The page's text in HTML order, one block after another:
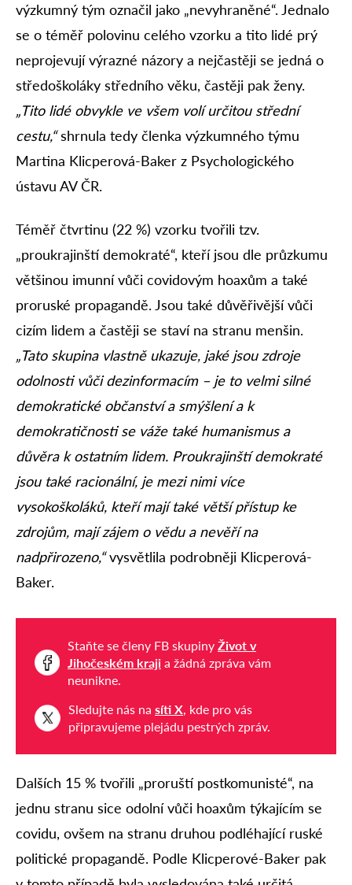
výzkumný tým označil jako „nevyhraněné“. Jednalo
se o téměř polovinu celého vzorku a tito lidé prý
neprojevují výrazné názory a nejčastěji se jedná o
středoškoláky středního věku, častěji pak ženy.
„Tito lidé obvykle ve všem volí určitou střední
cestu,“shrnula tedy členka výzkumného týmu
Martina Klicperová-Baker z Psychologického
ústavu AV ČR.
Téměř čtvrtinu (22 %) vzorku tvořili tzv.
„proukrajinští demokraté“, kteří jsou dle průzkumu
většinou imunní vůči covidovým hoaxům a také
proruské propagandě. Jsou také důvěřivější vůči
cizím lidem a častěji se staví na stranu menšin.
„Tato skupina vlastně ukazuje, jaké jsou zdroje
odolnosti vůči dezinformacím – je to velmi silné
demokratické občanství a smýšlení a k
demokratičnosti se váže také humanismus a
důvěra k ostatním lidem. Proukrajinští demokraté
jsou také racionální, je mezi nimi více
vysokoškoláků, kteří mají také větší přístup ke
zdrojům, mají zájem o vědu a nevěří na
nadpřirozeno,“vysvětlila podrobněji Klicperová-
Baker.
Staňte se členy FB skupiny Život v
Jihočeském kraji a žádná zpráva vám
neunikne.
Sledujte nás na síti X, kde pro vás
připravujeme plejádu pestrých zpráv.
Dalších 15 % tvořili „proruští postkomunisté“, na
jednu stranu sice odolní vůči hoaxům týkajícím se
covidu, ovšem na stranu druhou podléhající ruské
politické propagandě. Podle Klicperové-Baker pak